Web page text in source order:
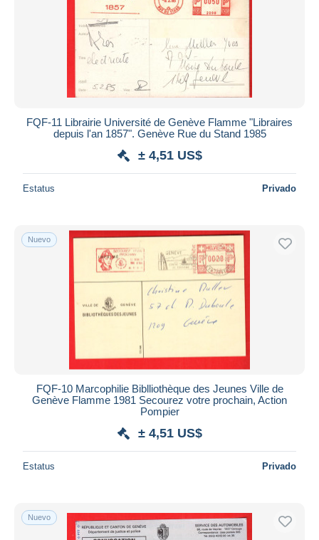
FQF-11 Librairie Université de Genève Flamme "Libraires
depuis l'an 1857". Genève Rue du Stand 1985
± 4,51 US$
Estatus Privado
Nuevo
FQF-10 Marcophilie Biblliothèque des Jeunes Ville de
Genève Flamme 1981 Secourez votre prochain, Action
Pompier
± 4,51 US$
Estatus Privado
Nuevo